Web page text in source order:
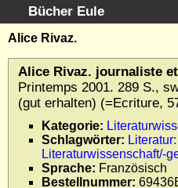
Bücher Eule
Startseite
Erweiterte Suche
Kundenservice
Kontakt
Kategorien
Schlagwörter
Gesamtbestand
Alice Rivaz.
Alice Rivaz. journaliste
Printemps 2001. 289 S.,
(gut erhalten) (=Ecriture,
Kategorie:
Schlagwörter:
Literaturwissenschaft/-
Sprache: Französisch
Bestellnummer: